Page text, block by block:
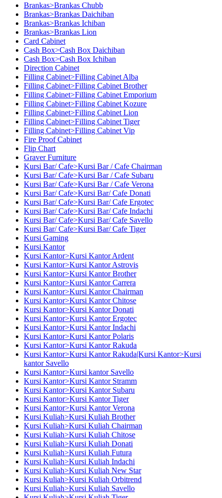
Brankas>Brankas Chubb
Brankas>Brankas Daichiban
Brankas>Brankas Ichiban
Brankas>Brankas Lion
Card Cabinet
Cash Box>Cash Box Daichiban
Cash Box>Cash Box Ichiban
Direction Cabinet
Filling Cabinet>Filling Cabinet Alba
Filling Cabinet>Filling Cabinet Brother
Filling Cabinet>Filling Cabinet Emporium
Filling Cabinet>Filling Cabinet Kozure
Filling Cabinet>Filling Cabinet Lion
Filling Cabinet>Filling Cabinet Tiger
Filling Cabinet>Filling Cabinet Vip
Fire Proof Cabinet
Flip Chart
Graver Furniture
Kursi Bar/ Cafe>Kursi Bar / Cafe Chairman
Kursi Bar/ Cafe>Kursi Bar / Cafe Subaru
Kursi Bar/ Cafe>Kursi Bar / Cafe Verona
Kursi Bar/ Cafe>Kursi Bar/ Cafe Donati
Kursi Bar/ Cafe>Kursi Bar/ Cafe Ergotec
Kursi Bar/ Cafe>Kursi Bar/ Cafe Indachi
Kursi Bar/ Cafe>Kursi Bar/ Cafe Savello
Kursi Bar/ Cafe>Kursi Bar/ Cafe Tiger
Kursi Gaming
Kursi Kantor
Kursi Kantor>Kursi Kantor Ardent
Kursi Kantor>Kursi Kantor Astrovis
Kursi Kantor>Kursi Kantor Brother
Kursi Kantor>Kursi Kantor Carrera
Kursi Kantor>Kursi Kantor Chairman
Kursi Kantor>Kursi Kantor Chitose
Kursi Kantor>Kursi Kantor Donati
Kursi Kantor>Kursi Kantor Ergotec
Kursi Kantor>Kursi Kantor Indachi
Kursi Kantor>Kursi Kantor Polaris
Kursi Kantor>Kursi Kantor Rakuda
Kursi Kantor>Kursi Kantor Rakuda|Kursi Kantor>Kursi
kantor Savello
Kursi Kantor>Kursi kantor Savello
Kursi Kantor>Kursi Kantor Stramm
Kursi Kantor>Kursi Kantor Subaru
Kursi Kantor>Kursi Kantor Tiger
Kursi Kantor>Kursi Kantor Verona
Kursi Kuliah>Kursi Kuliah Brother
Kursi Kuliah>Kursi Kuliah Chairman
Kursi Kuliah>Kursi Kuliah Chitose
Kursi Kuliah>Kursi Kuliah Donati
Kursi Kuliah>Kursi Kuliah Futura
Kursi Kuliah>Kursi Kuliah Indachi
Kursi Kuliah>Kursi Kuliah New Star
Kursi Kuliah>Kursi Kuliah Orbitrend
Kursi Kuliah>Kursi Kuliah Savello